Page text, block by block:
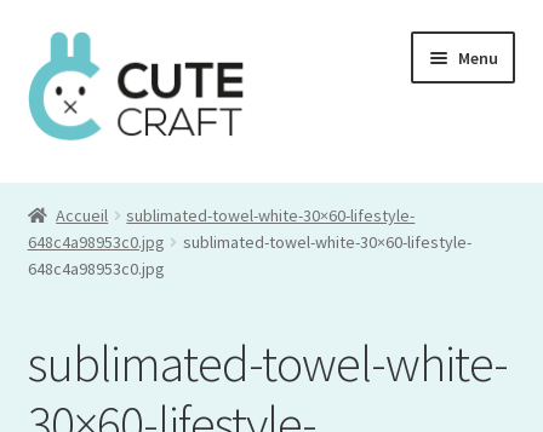
Aller
à
la
navigation
Aller
au
contenu
Menu
Commande
Accueil
sublimated-towel-white-30×60-lifestyle-
648c4a98953c0.jpg
sublimated-towel-white-30×60-lifestyle-
648c4a98953c0.jpg
sublimated-towel-white-